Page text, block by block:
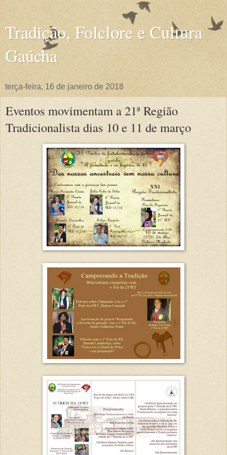
Tradição, Folclore e Cultura
Gaúcha
terça-feira, 16 de janeiro de 2018
Eventos movimentam a 21ª Região
Tradicionalista dias 10 e 11 de março